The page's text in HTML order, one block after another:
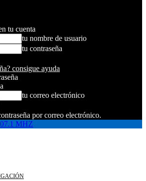
tu cuenta
tu nombre de usuario
tu contraseña
consigue ayuda
tu correo electrónico
por correo electrónico.
MHZ